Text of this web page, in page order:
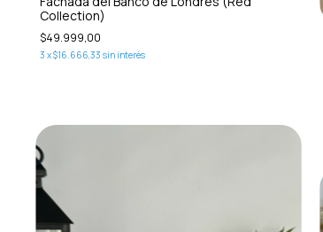
Collection)
$49.999,00
3 x$16.666,33 sin interés